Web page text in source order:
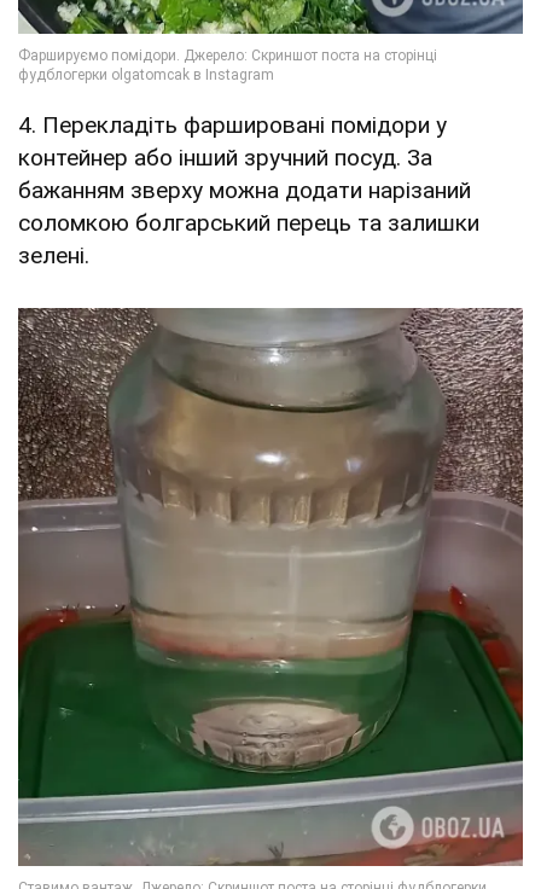
4. Перекладіть фаршировані помідори у
контейнер або інший зручний посуд. За
бажанням зверху можна додати нарізаний
соломкою болгарський перець та залишки
зелені.